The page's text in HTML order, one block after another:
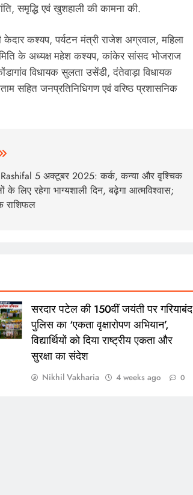
समृद्धि एवं खुशहाली की कामना की.
कश्यप, पर्यटन मंत्री राजेश अग्रवाल, महिला
के अध्यक्ष महेश कश्यप, कांकेर सांसद भोजराज
विधायक सुलता उसेंडी, दंतेवाड़ा विधायक
सहित जनप्रतिनिधिगण एवं वरिष्ठ प्रशासनिक
5 अक्टूबर 2025: कर्क, कन्या और वृश्चिक
के लिए रहेगा भाग्यशाली दिन, बढ़ेगा आत्मविश्वास;
राशिफल
सरदार पटेल की 150वीं जयंती पर गरियाबंद
पुलिस का ‘एकता वृक्षारोपण अभियान’,
विद्यार्थियों को दिया राष्ट्रीय एकता और
सुरक्षा का संदेश
Nikhil Vakharia 4 weeks ago 0